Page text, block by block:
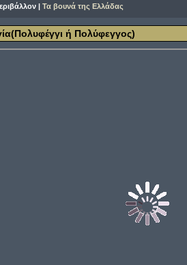
| Τα βουνά της Ελλάδας
ή Πολύφεγγος)